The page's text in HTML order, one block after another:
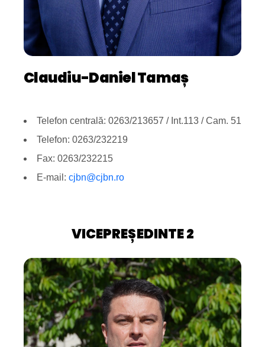
Claudiu-Daniel Tamaș
Telefon centrală: 0263/213657 / Int.113 / Cam. 51
Telefon: 0263/232219
Fax: 0263/232215
E-mail: cjbn@cjbn.ro
VICEPREȘEDINTE 2